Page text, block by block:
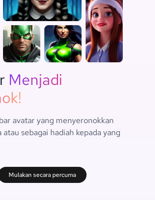
Menjadi
avatar yang menyeronokkan
atau sebagai hadiah kepada yang
Mulakan secara percuma